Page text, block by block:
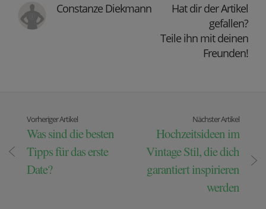
Constanze Diekmann
Hat dir der Artikel
gefallen?
Teile ihn mit deinen
Freunden!
Vorheriger Artikel
Was sind die besten
Tipps für das erste
Date?
Nächster Artikel
Hochzeitsideen im
Vintage Stil, die dich
garantiert inspirieren
werden